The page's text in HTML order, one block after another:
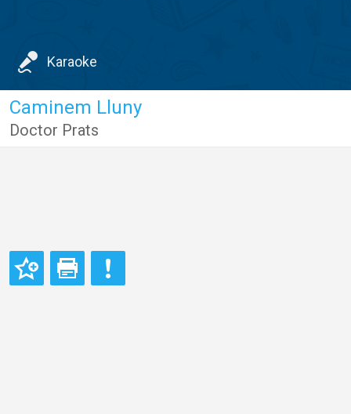
Karaoke
Caminem Lluny
Doctor Prats